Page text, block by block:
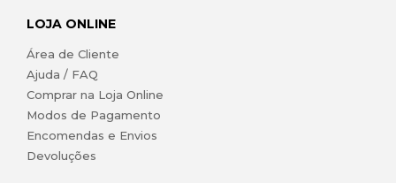
LOJA ONLINE
Área de Cliente
Ajuda / FAQ
Comprar na Loja Online
Modos de Pagamento
Encomendas e Envios
Devoluções